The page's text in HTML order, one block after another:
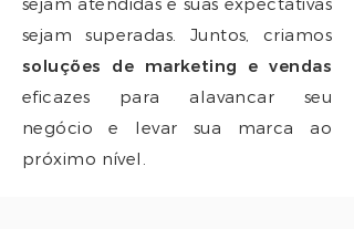
sejam atendidas e suas expectativas
sejam superadas. Juntos, criamos
soluções de marketing e vendas
eficazes para alavancar seu
negócio e levar sua marca ao
próximo nível .